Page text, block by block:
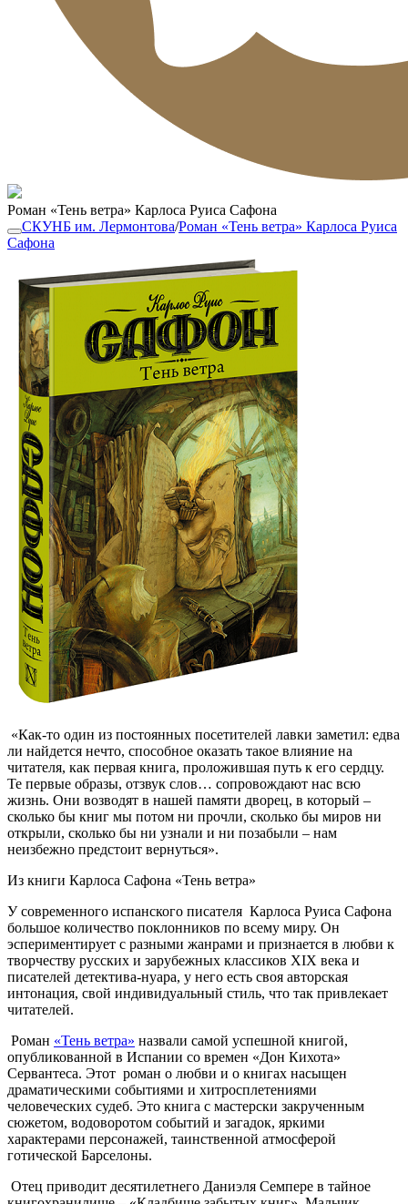
Роман «Тень ветра» Карлоса Руиса Сафона
СКУНБ им. Лермонтова/Роман «Тень ветра» Карлоса Руиса
Сафона
«Как-то один из постоянных посетителей лавки заметил: едва
ли найдется нечто, способное оказать такое влияние на
читателя, как первая книга, проложившая путь к его сердцу.
Те первые образы, отзвук слов… сопровождают нас всю
жизнь. Они возводят в нашей памяти дворец, в который –
сколько бы книг мы потом ни прочли, сколько бы миров ни
открыли, сколько бы ни узнали и ни позабыли – нам
неизбежно предстоит вернуться».
Из книги Карлоса Сафона «Тень ветра»
У современного испанского писателя Карлоса Руиса Сафона
большое количество поклонников по всему миру. Он
эспериментирует с разными жанрами и признается в любви к
творчеству русских и зарубежных классиков XIX века и
писателей детектива-нуара, у него есть своя авторская
интонация, свой индивидуальный стиль, что так привлекает
читателей.
Роман «Тень ветра» назвали самой успешной книгой,
опубликованной в Испании со времен «Дон Кихота»
Сервантеса. Этот роман о любви и о книгах насыщен
драматическими событиями и хитросплетениями
человеческих судеб. Это книга с мастерски закрученным
сюжетом, водоворотом событий и загадок, яркими
характерами персонажей, таинственной атмосферой
готической Барселоны.
Отец приводит десятилетнего Даниэля Семпере в тайное